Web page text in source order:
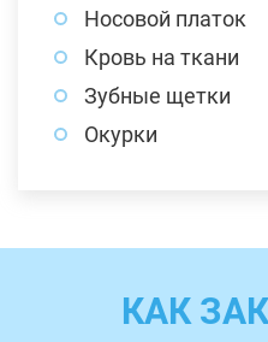
Носовой платок
Кровь на ткани
Зубные щетки
Окурки
КАК